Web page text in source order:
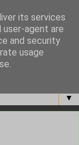
▼
its services
user-agent are
and security
usage